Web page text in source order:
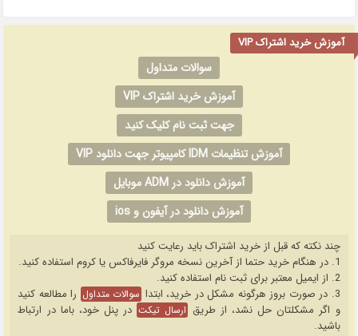
آموزش خرید اشتراک VIP
سوالات متداول
آموزش خرید اشتراک VIP
جهت ثبت نام کلیک کنید
آموزش تنظیمات IDM کامپیوتر جهت دانلود VIP
آموزش دانلود در ADM موبایل
آموزش دانلود در آیفون و ios
چند نکته که قبل از خرید اشتراک باید رعایت کنید
1. در هنگام خرید حتما از آخرین نسخه مروگر فایرفاکس یا کروم استفاده کنید.
2. از ایمیل معتبر برای ثبت نام استفاده کنید.
3. در صورت بروز هرگونه مشکل در خرید، ابتدا
سوالات متداول را مطالعه کنید
و اگر مشکلتان حل نشد، از طریق ارسال تیکت در پنل خود، باما در ارتباط
باشید.